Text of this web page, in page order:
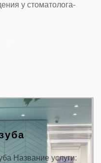
у стоматолога-
Название услуги: